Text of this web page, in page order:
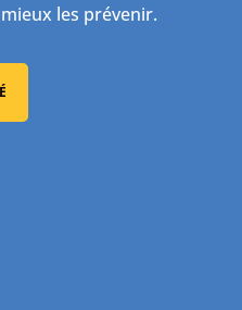
les prévenir.